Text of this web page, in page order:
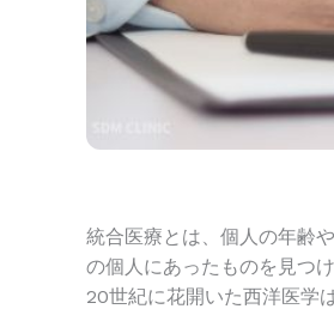
統合医療とは、個人の年齢
の個人にあったものを見つ
20世紀に花開いた西洋医学